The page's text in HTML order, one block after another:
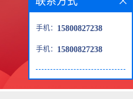
手机： 15800827238
手机： 15800827238